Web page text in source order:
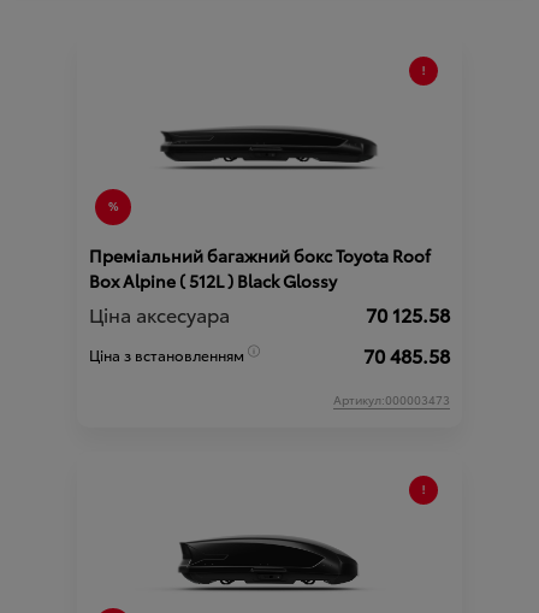
Преміальний багажний бокс Toyota Roof
Box Alpine ( 512L ) Black Glossy
Ціна аксесуара 70 125.58
Ціна з встановленням 70 485.58
Артикул:000003473